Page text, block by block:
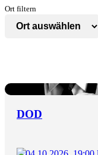
Ort filtern
DOD